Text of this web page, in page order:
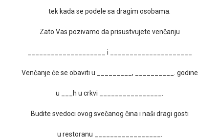
tek kada se podele sa dragim osobama.
Zato Vas pozivamo da prisustvujete venčanju
____________________ i _____________________
Venčanje će se obaviti u _________, __________. godine
u ___h u crkvi ________________.
Budite svedoci ovog svečanog čina i naši dragi gosti
u restoranu _________________.